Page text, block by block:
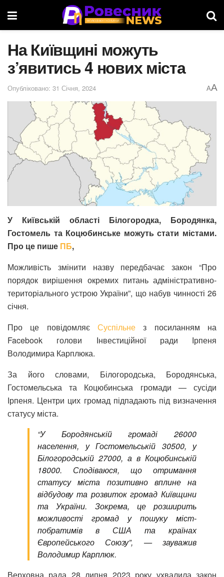
На Київщині можуть
з’явитись 4 нових міста
Опубліковано: 31 Січня, 2024 AA
У Київській області Білогородка, Бородянка,
Гостомель та Коцюбинське можуть стати містами.
Про це пише ПБ,
Можливість змінити назву передбачає закон “Про
порядок вирішення окремих питань адміністративно-
територіального устрою України”, що набув чинності 26
січня.
Про це повідомляє Суспільне з посиланням на
Facebook голови Інвестиційної ради Ірпеня
Володимира Карплюка.
За його словами, Білогородська, Бородянська,
Гостомельська та Коцюбинська громади​ — сусіди
Ірпеня. Центри цих громад підпадають під визначення
статусу міста.
“У Бородянській громаді 26000
населення, у Гостомельській 30500, у
Білогородській 27000, а в Коцюбинській
18000. Сподіваюся, що отримання
статусу міста позитивно вплине на
відбудову та розвиток громад Київщини
та України. Зокрема, це розширить
можливості громад у пошуку міст-
побратимів в США та країнах
Європейського Союзу”, — зауважив
Володимир Карплюк.
Верховна рада 28 липня 2023 року ухвалила закон